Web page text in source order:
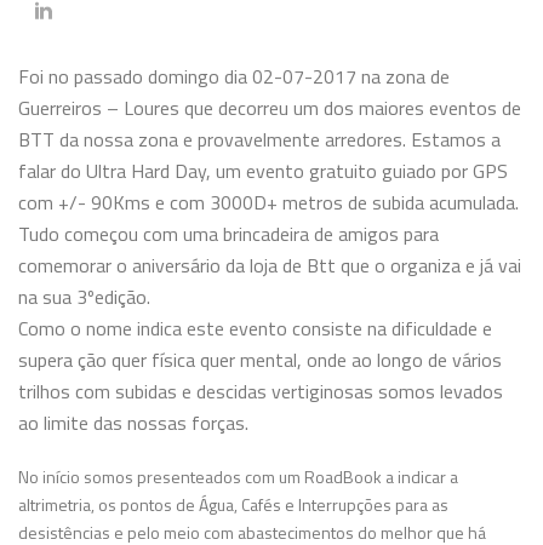
Foi no passado domingo dia 02-07-2017 na zona de
Guerreiros – Loures que decorreu um dos maiores eventos de
BTT da nossa zona e provavelmente arredores. Estamos a
falar do Ultra Hard Day, um evento gratuito guiado por GPS
com +/- 90Kms e com 3000D+ metros de subida acumulada.
Tudo começou com uma brincadeira de amigos para
comemorar o aniversário da loja de Btt que o organiza e já vai
na sua 3ºedição.
Como o nome indica este evento consiste na dificuldade e
superação quer física quer mental, onde ao longo de vários
trilhos com subidas e descidas vertiginosas somos levados
ao limite das nossas forças.
No início somos presenteados com um RoadBook a indicar a
altrimetria, os pontos de Água, Cafés e Interrupções para as
desistências e pelo meio com abastecimentos do melhor que há